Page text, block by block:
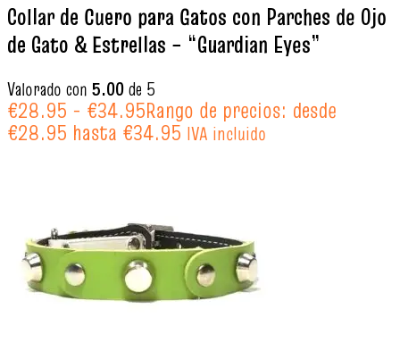
Collar de Cuero para Gatos con Parches de Ojo
de Gato & Estrellas – “Guardian Eyes”
Valorado con 5.00de 5
€28.95 - €34.95Rango de precios: desde
€28.95 hasta €34.95 IVA incluido